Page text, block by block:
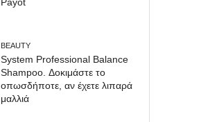
Payot
BEAUTY
System Professional Balance
Shampoo. Δοκιμάστε το
οπωσδήποτε, αν έχετε λιπαρά
μαλλιά